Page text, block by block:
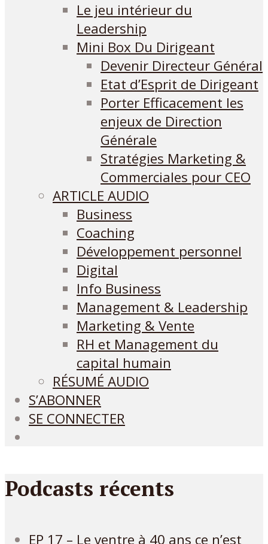
Le jeu intérieur du
Leadership
Mini Box Du Dirigeant
Devenir Directeur Général
Etat d’Esprit de Dirigeant
Porter Efficacement les
enjeux de Direction
Générale
Stratégies Marketing &
Commerciales pour CEO
ARTICLE AUDIO
Business
Coaching
Développement personnel
Digital
Info Business
Management & Leadership
Marketing & Vente
RH et Management du
capital humain
RÉSUMÉ AUDIO
S’ABONNER
SE CONNECTER
Podcasts récents
EP 17 – Le ventre à 40 ans ce n’est